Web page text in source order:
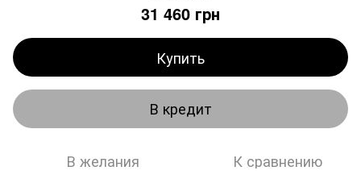
31 460 грн
Купить
В кредит
В желания К сравнению